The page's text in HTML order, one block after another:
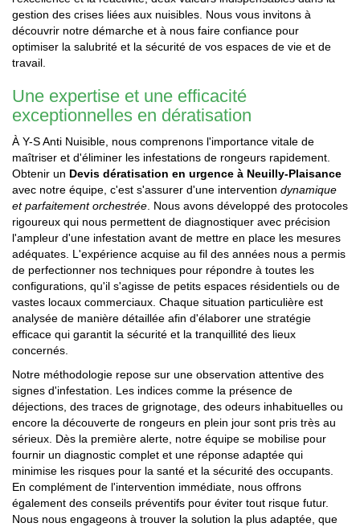
gestion des crises liées aux nuisibles. Nous vous invitons à
découvrir notre démarche et à nous faire confiance pour
optimiser la salubrité et la sécurité de vos espaces de vie et de
travail.
Une expertise et une efficacité
exceptionnelles en dératisation
À Y-S Anti Nuisible, nous comprenons l'importance vitale de
maîtriser et d'éliminer les infestations de rongeurs rapidement.
Obtenir un Devis dératisation en urgence à Neuilly-Plaisance
avec notre équipe, c'est s'assurer d'une intervention dynamique
et parfaitement orchestrée. Nous avons développé des protocoles
rigoureux qui nous permettent de diagnostiquer avec précision
l'ampleur d'une infestation avant de mettre en place les mesures
adéquates. L'expérience acquise au fil des années nous a permis
de perfectionner nos techniques pour répondre à toutes les
configurations, qu'il s'agisse de petits espaces résidentiels ou de
vastes locaux commerciaux. Chaque situation particulière est
analysée de manière détaillée afin d'élaborer une stratégie
efficace qui garantit la sécurité et la tranquillité des lieux
concernés.
Notre méthodologie repose sur une observation attentive des
signes d'infestation. Les indices comme la présence de
déjections, des traces de grignotage, des odeurs inhabituelles ou
encore la découverte de rongeurs en plein jour sont pris très au
sérieux. Dès la première alerte, notre équipe se mobilise pour
fournir un diagnostic complet et une réponse adaptée qui
minimise les risques pour la santé et la sécurité des occupants.
En complément de l'intervention immédiate, nous offrons
également des conseils préventifs pour éviter tout risque futur.
Nous nous engageons à trouver la solution la plus adaptée, que